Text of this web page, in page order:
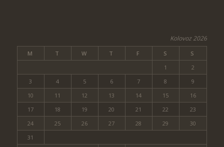
Kolovoz 2026
M T W T F S S
1
2
3
4 5 6 7 8
9
10
11 12 13 14 15
16
17
18 19 20 21 22
23
24
25 26 27 28 29
30
31